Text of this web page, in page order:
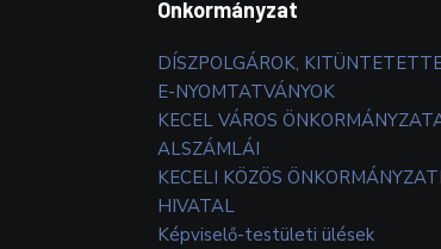
Önkormányzat
DÍSZPOLGÁROK,
E-NYOMTATVÁNYOK
KECEL VÁROS
ALSZÁMLÁI
KECELI KÖZÖS ÖNKORMÁNYZATI
HIVATAL
Képviselő-testületi ülések